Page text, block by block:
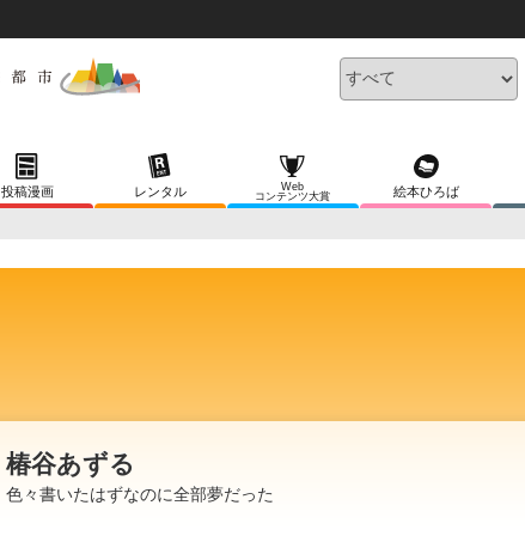
投稿漫画 レンタル
Web
コンテンツ大賞
絵本ひろば
椿谷あずる
色々書いたはずなのに全部夢だった